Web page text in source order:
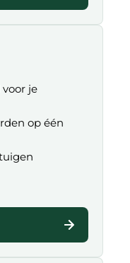
je
op één